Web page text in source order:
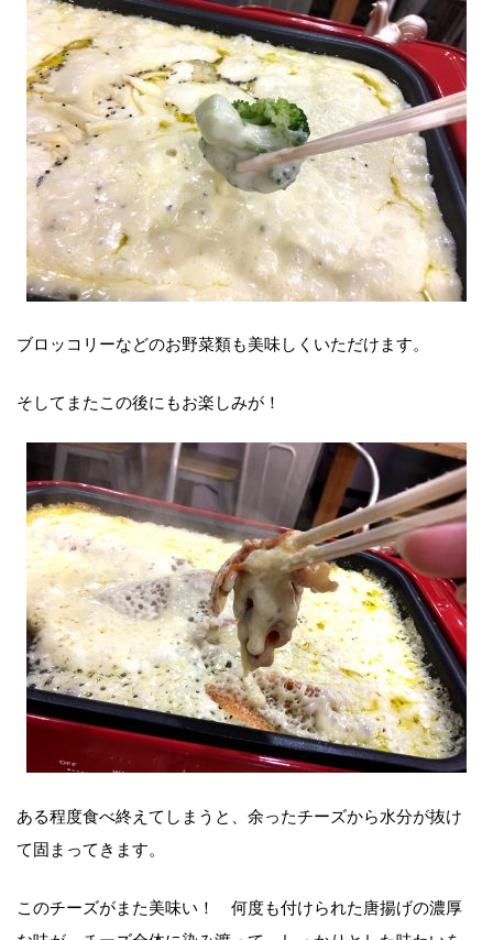
ブロッコリーなどのお野菜類も美味しくいただけます。
そしてまたこの後にもお楽しみが！
ある程度食べ終えてしまうと、余ったチーズから水分が抜け
て固まってきます。
このチーズがまた美味い！ 何度も付けられた唐揚げの濃厚